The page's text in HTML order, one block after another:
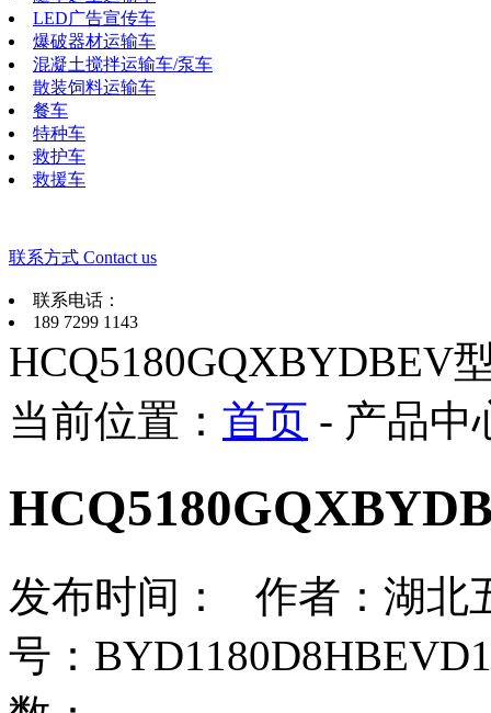
LED广告宣传车
爆破器材运输车
混凝土搅拌运输车/泵车
散装饲料运输车
餐车
特种车
救护车
救援车
联系方式 Contact us
联系电话：
189 7299 1143
HCQ5180GQXBYDBEV
当前位置： 首页 - 产品中
发布时间： 作者：湖北
号：